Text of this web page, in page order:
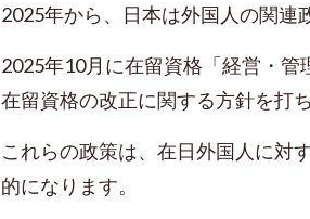
2025年から 、日本は外国人の関連
2025年10月に在留資格「経営・管
在留資格の改正に関する方針を打
これらの政策は、 在日外国人に対
的になります。